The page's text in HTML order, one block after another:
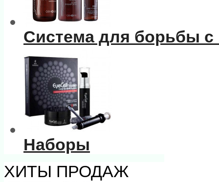
Система для борьбы
Наборы
ХИТЫ ПРОДАЖ